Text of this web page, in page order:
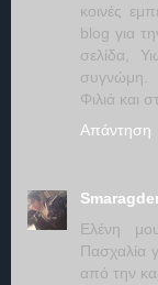
κοινές
blog για
σελίδα,
συγνώμη.
Φιλιά και
Απάντηση
Ελένη
Πασχαλία
από την